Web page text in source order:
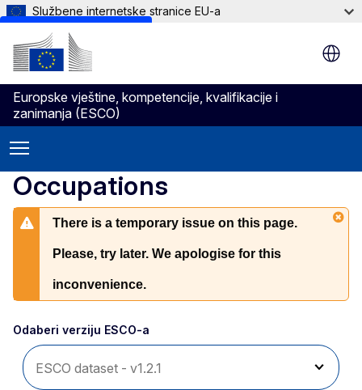
Skip to main content
Službene internetske stranice EU-a
Europske vještine, kompetencije, kvalifikacije i
zanimanja (ESCO)
Occupations
There is a temporary issue on this page.
Please, try later. We apologise for this
inconvenience.
Odaberi verziju ESCO-a